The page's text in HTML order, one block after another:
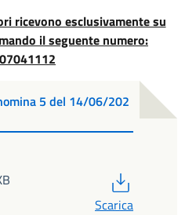
ricevono esclusivamente su
il seguente numero:
5 del 14/06/202
Scarica